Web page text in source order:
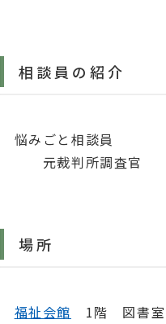
相談員の紹介
悩みごと相談員
元裁判所調査官
場所
福祉会館 1階 図書室